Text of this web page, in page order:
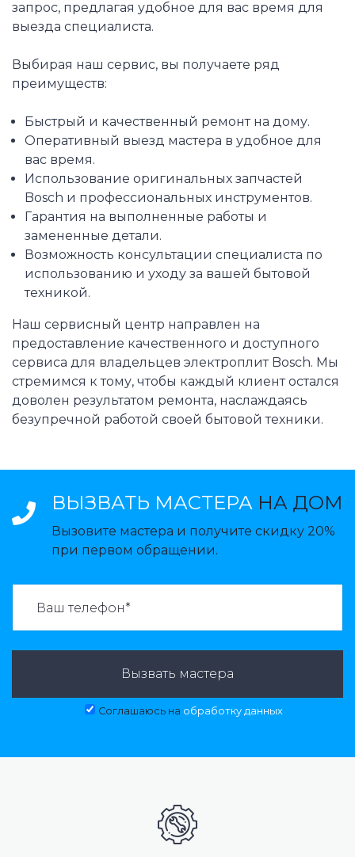
запрос, предлагая удобное для вас время для
выезда специалиста.
Выбирая наш сервис, вы получаете ряд
преимуществ:
Быстрый и качественный ремонт на дому.
Оперативный выезд мастера в удобное для
вас время.
Использование оригинальных запчастей
Bosch и профессиональных инструментов.
Гарантия на выполненные работы и
замененные детали.
Возможность консультации специалиста по
использованию и уходу за вашей бытовой
техникой.
Наш сервисный центр направлен на
предоставление качественного и доступного
сервиса для владельцев электроплит Bosch. Мы
стремимся к тому, чтобы каждый клиент остался
доволен результатом ремонта, наслаждаясь
безупречной работой своей бытовой техники.
ВЫЗВАТЬ МАСТЕРА НА ДОМ
Вызовите мастера и получите скидку 20%
при первом обращении.
Вызвать мастера
Соглашаюсь на обработку данных